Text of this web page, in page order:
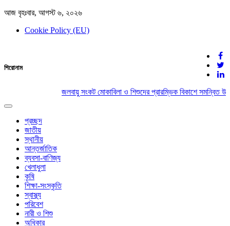
আজ বৃহঃবার, আগস্ট ৬, ২০২৬
Cookie Policy (EU)
দেশের খবর
যুক্ত থাকুন দেশের সঙ্গে
শিরোনাম
জলবায়ু সংকট মোকাবিলা ও শিশুদের প্রারম্ভিক বিকাশে সমন্বিত
Toggle
navigation
প্রচ্ছদ
জাতীয়
স্থানীয়
আন্তর্জাতিক
ব্যবসা-বাণিজ্য
খেলাধুলা
কৃষি
শিক্ষা-সংস্কৃতি
স্বাস্থ্য
পরিবেশ
নারী ও শিশু
অধিকার